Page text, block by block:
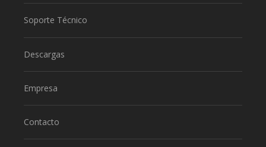
Soporte Técnico
Descargas
Empresa
Contacto